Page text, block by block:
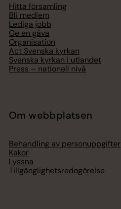
Hitta församling
Bli medlem
Lediga jobb
Ge en gåva
Organisation
Act Svenska kyrkan
Svenska kyrkan i utlandet
Press – nationell nivå
Om webbplatsen
Behandling av personuppgifter
Kakor
Lyssna
Tillgänglighetsredogörelse